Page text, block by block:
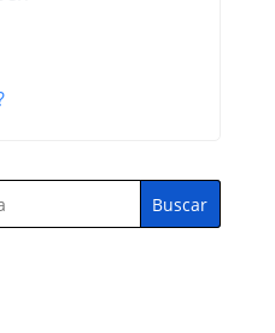
Buscar